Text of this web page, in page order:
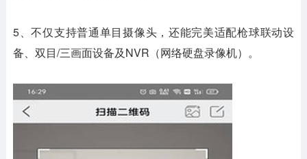
5、不仅支持普通单目摄像头，还能完美适配枪球联动设
备、双目/三画面设备及NVR（网络硬盘录像机）。